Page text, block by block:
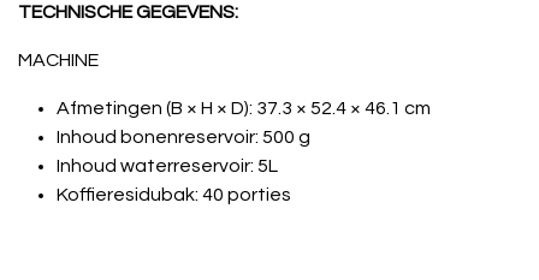
TECHNISCHE GEGEVENS:
MACHINE
Afmetingen (B × H × D): 37.3 × 52.4 × 46.1 cm
Inhoud bonenreservoir: 500 g
Inhoud waterreservoir: 5L
Koffieresidubak: 40 porties